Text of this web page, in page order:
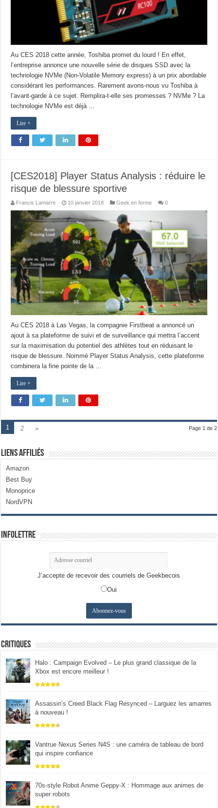
Au CES 2018 cette année, Toshiba promet du lourd ! En effet,
l’entreprise annonce une nouvelle série de disques SSD avec la
technologie NVMe (Non-Volatile Memory express) à un prix abordable
considérant les performances. Rarement avons-nous vu Toshiba à
l’avant-garde à ce sujet. Remplira-t-elle ses promesses ? NVMe ? La
technologie NVMe est déjà …
Lire +
[CES2018] Player Status Analysis : réduire le
risque de blessure sportive
Francis Lamarre 10 janvier 2018 Geek en forme 0
Au CES 2018 à Las Vegas, la compagnie Firstbeat a annoncé un
ajout à sa plateforme de suivi et de surveillance qui mettra l’accent
sur la maximisation du potentiel des athlètes tout en réduisant le
risque de blessure. Nommé Player Status Analysis, cette plateforme
combinera la fine pointe de la …
Lire +
Page 1 de 2
1 2 »
Liens Affiliés
Amazon
Best Buy
Monoprice
NordVPN
Infolettre
J’accepte de recevoir des courriels de Geekbecois
Oui
Critiques
Halo : Campaign Evolved – Le plus grand classique de la
Xbox est encore meilleur !
Assassin’s Creed Black Flag Resynced – Larguez les amarres
à nouveau !
Vantrue Nexus Series N4S : une caméra de tableau de bord
qui inspire confiance
70s-style Robot Anime Geppy-X : Hommage aux animes de
super robots